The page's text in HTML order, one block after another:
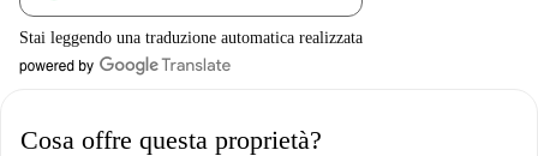
Stai leggendo una traduzione automatica realizzata
Cosa offre questa proprietà?